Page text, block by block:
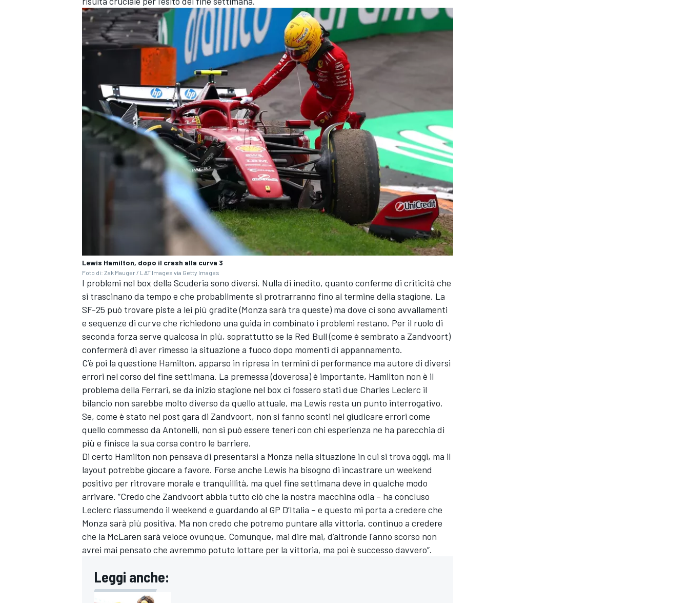
MONOMARCA
Lewis Hamilton, dopo il crash alla curva 3
Foto di: Zak Mauger / LAT Images via Getty Images
I problemi nel box della Scuderia sono diversi. Nulla di inedito, quanto conferme di criticità che
si trascinano da tempo e che probabilmente si protrarranno fino al termine della stagione. La
SF-25 può trovare piste a lei più gradite (Monza sarà tra queste) ma dove ci sono avvallamenti
e sequenze di curve che richiedono una guida in combinato i problemi restano. Per il ruolo di
seconda forza serve qualcosa in più, soprattutto se la Red Bull (come è sembrato a Zandvoort)
confermerà di aver rimesso la situazione a fuoco dopo momenti di appannamento.
C’è poi la questione Hamilton, apparso in ripresa in termini di performance ma autore di diversi
errori nel corso del fine settimana. La premessa (doverosa) è importante, Hamilton non è il
problema della Ferrari, se da inizio stagione nel box ci fossero stati due Charles Leclerc il
bilancio non sarebbe molto diverso da quello attuale, ma Lewis resta un punto interrogativo.
Se, come è stato nel post gara di Zandvoort, non si fanno sconti nel giudicare errori come
quello commesso da Antonelli, non si può essere teneri con chi esperienza ne ha parecchia di
più e finisce la sua corsa contro le barriere.
Di certo Hamilton non pensava di presentarsi a Monza nella situazione in cui si trova oggi, ma il
layout potrebbe giocare a favore. Forse anche Lewis ha bisogno di incastrare un weekend
positivo per ritrovare morale e tranquillità, ma quel fine settimana deve in qualche modo
arrivare. “Credo che Zandvoort abbia tutto ciò che la nostra macchina odia – ha concluso
Leclerc riassumendo il weekend e guardando al GP D’Italia – e questo mi porta a credere che
Monza sarà più positiva. Ma non credo che potremo puntare alla vittoria, continuo a credere
che la McLaren sarà veloce ovunque. Comunque, mai dire mai, d’altronde l'anno scorso non
avrei mai pensato che avremmo potuto lottare per la vittoria, ma poi è successo davvero”.
Leggi anche: